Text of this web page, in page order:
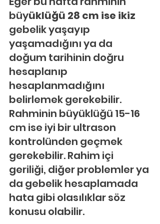
büyüklüğü 28 cm ise ikiz
gebelik yaşayıp
yaşamadığını ya da
doğum tarihinin doğru
hesaplanıp
hesaplanmadığını
belirlemek gerekebilir.
Rahminin büyüklüğü 15-16
cm ise iyi bir ultrason
kontrolünden geçmek
gerekebilir. Rahim içi
geriliği, diğer problemler ya
da gebelik hesaplamada
hata gibi olasılıklar söz
konusu olabilir.